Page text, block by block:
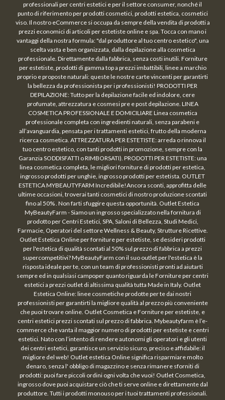
professionali per centri estetici e per il settore consumer, nonché il
punto di riferimento per prodotti cosmetici, prodotti estetica, cosmetici
viso. Il nostro eCommerce si occupa da sempre della vendita di prodotti a
prezzi economici di articoli per estetiste online e spa. Tocca con mano i
vantaggi della nostra formula: "dal produttore al tuo centro estetico", una
scelta vasta e ben organizzata, dalla depilazione alla cosmetica
professionale. Direttamente dalla fabbrica, senza costi inutili. Forniture
per estetiste, prodotti di gamma top a prezzi imbattibili, linee a marchio
proprio e proposte naturali: queste le nostre carte vincenti per garantirti
la bellezza da professionista per i professionisti! PRODOTTI PER
DEPILAZIONE: Tutto per la depilazione facile ed indolore, cere
profumate, attrezzatura e cosmesi pre e post depilazione. LINEA
COSMETICA PROFESSIONALE E DOMICILIARE Linea cosmetica
professionale completa con ingredienti naturali, senza parabeni e
all’avanguardia, pensata per i trattamenti estetici, frutto della moderna
ricerca cosmetica. ATTREZZATURA PER ESTETISTE: arreda o rinnova il
tuo centro estetico, con tanti prodotti in promozione, sempre con la
Garanzia SODDISFATTI o RIMBORSATI). PRODOTTI PER ESTETISTE: una
linea cosmetica completa, le migliori forniture di prodotti per estetica,
ingrosso prodotti per unghie, ingrosso prodotti per estetista. OUTLET
ESTETICA MYBEAUTYFARM Incredibile!Ancora sconti, approfitta delle
ultime occasioni, troverai tanti cosmetici di nostro produzione scontati
fino al 50% . Non farti sfuggire questa opportunità. Outlet Estetica
MyBeautyFarm - Siamo un ingrosso specializzato nella fornitura di
prodotto per Centri Estetici, SPA, Saloni di Bellezza, Studi Medici,
Farmacie, Operatori del settore Wellness & Beauty, Strutture Ricettive.
Outlet Estetica Online per forniture per estetiste, se desideri prodotti
per l'estetica di qualità scontati al 50% sul prezzo di fabbrica a prezzi
supercompetitivi? MyBeautyFarm con il suo outlet per l'estetica è la
risposta ideale per te, con un team di professionisti pronti ad aiutarti
sempre ed in qualsiasi campoper quanto riguarda le Forniture per centri
estetici a prezzi outlet di altissima qualità tutta Made in Italy. Outlet
Estetica Online: linee cosmetiche prodotte per te dai nostri
professionisti per garantirti la migliore qualità al prezzo più conveniente
che puoi trovare online. Outlet Cosmetica e Forniture per estetiste, e
centri estetici prezzi scontati sul prezzo di fabbrica. Mybeautyfarm è l’e-
commerce che vanta il maggior numero di prodotti per estetiste e centri
estetici. Nato con l’intento di rendere autonomi gli operatori e gli utenti
dei centri estetici, garantisce un servizio sicuro, preciso e affidabile: il
migliore del web! Outlet estetica Online significa risparmiare molto
denaro, senza l' obbligo di magazzino e senza rimanere sforniti di
prodotti: puoi fare piccoli ordini ogni volta che vuoi! Outlet Cosmetica,
ingrosso dove puoi acquistare ciò che ti serve online e direttamente dal
produttore. Tutti i prodotti monouso per i tuoi trattamenti professionali.